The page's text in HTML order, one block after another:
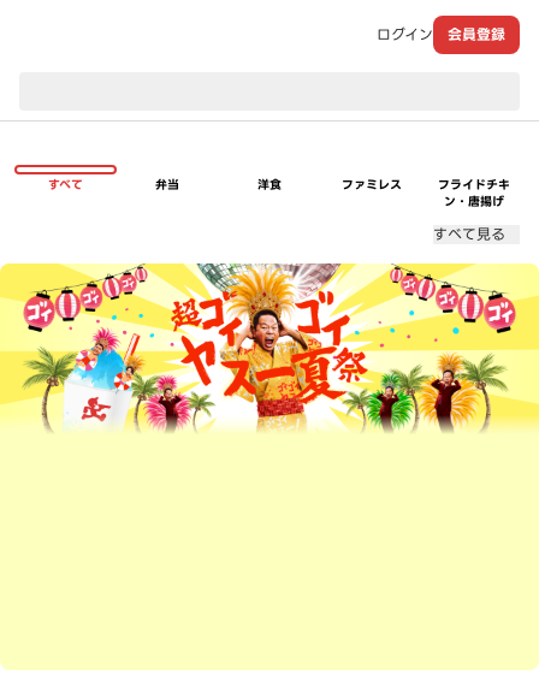
ログイン 会員登録
すべて 弁当 洋食 ファミレス
フライドチキ
ン・唐揚げ
すべて見る
超ゴイゴイヤスー夏祭